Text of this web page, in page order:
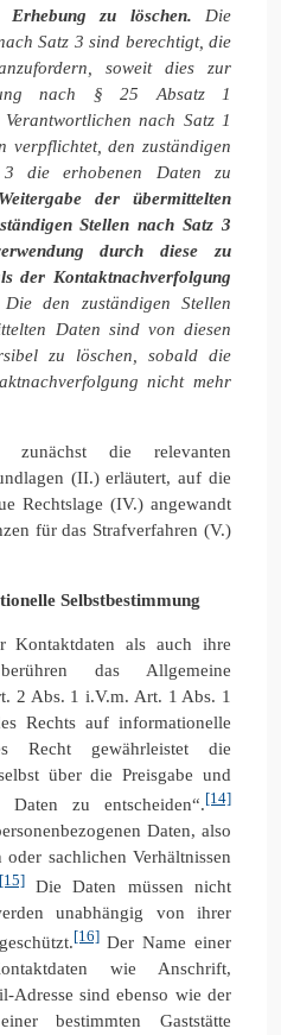
zu löschen. Die
Satz 3 sind berechtigt, die
soweit dies zur
nach § 25 Absatz 1
nach Satz 1
verpflichtet, den zuständigen
die erhobenen Daten zu
der übermittelten
Stellen nach Satz 3
durch diese zu
der Kontaktnachverfolgung
Die den zuständigen Stellen
Daten sind von diesen
zu löschen, sobald die
nicht mehr
zunächst die relevanten
(II.) erläutert, auf die
Rechtslage (IV.) angewandt
für das Strafverfahren (V.)
Selbstbestimmung
Kontaktdaten als auch ihre
das Allgemeine
2 Abs. 1 i.V.m. Art. 1 Abs. 1
Rechts auf informationelle
Recht gewährleistet die
über die Preisgabe und
Daten zu entscheiden“.[14]
Daten, also
sachlichen Verhältnissen
[15]
Die Daten müssen nicht
unabhängig von ihrer
[16]Der Name einer
wie Anschrift,
Adresse sind ebenso wie der
bestimmten Gaststätte